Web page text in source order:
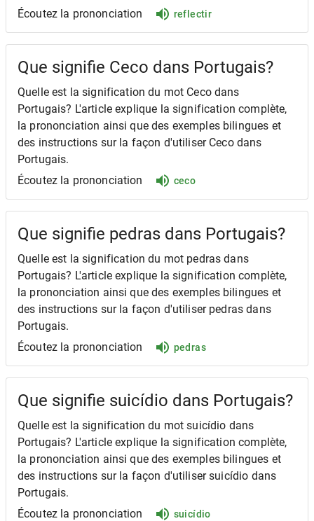
Écoutez la prononciation
reflectir
Que signifie Ceco dans Portugais?
Quelle est la signification du mot Ceco dans
Portugais? L'article explique la signification complète,
la prononciation ainsi que des exemples bilingues et
des instructions sur la façon d'utiliser Ceco dans
Portugais.
Écoutez la prononciation
ceco
Que signifie pedras dans Portugais?
Quelle est la signification du mot pedras dans
Portugais? L'article explique la signification complète,
la prononciation ainsi que des exemples bilingues et
des instructions sur la façon d'utiliser pedras dans
Portugais.
Écoutez la prononciation
pedras
Que signifie suicídio dans Portugais?
Quelle est la signification du mot suicídio dans
Portugais? L'article explique la signification complète,
la prononciation ainsi que des exemples bilingues et
des instructions sur la façon d'utiliser suicídio dans
Portugais.
Écoutez la prononciation
suicídio